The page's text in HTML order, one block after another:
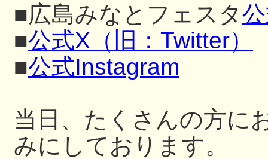
■広島みなとフェスタ
■公式X（旧：Twitter）
■公式Instagram
当日、たくさんの方に
みにしております。